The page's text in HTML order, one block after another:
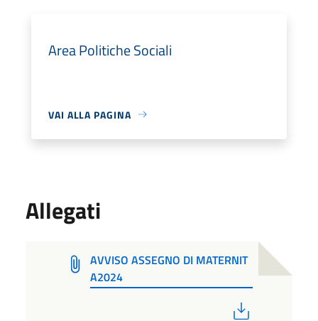
Area Politiche Sociali
VAI ALLA PAGINA
Allegati
AVVISO ASSEGNO DI MATERNIT
A2024